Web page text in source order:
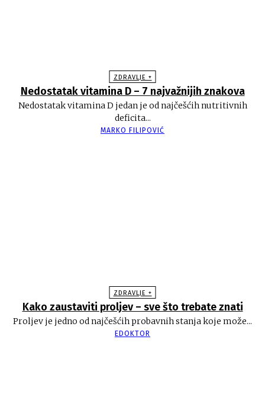
ZDRAVLJE +
Nedostatak vitamina D – 7 najvažnijih znakova
Nedostatak vitamina D jedan je od najčešćih nutritivnih
deficita...
MARKO FILIPOVIĆ
ZDRAVLJE +
Kako zaustaviti proljev – sve što trebate znati
Proljev je jedno od najčešćih probavnih stanja koje može...
EDOKTOR